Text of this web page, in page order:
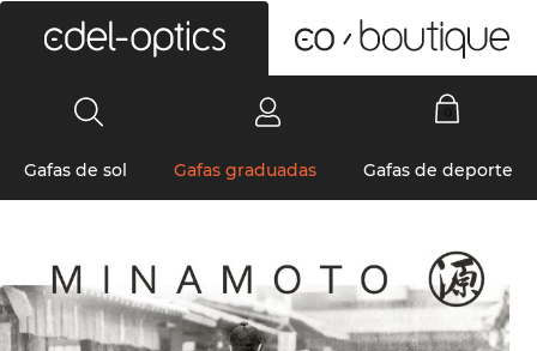
Gafas de sol Gafas graduadas Gafas de deporte